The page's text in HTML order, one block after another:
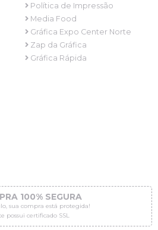
Política de Impressão
Media Food
Gráfica Expo Center Norte
Zap da Gráfica
Gráfica Rápida
100% SEGURA
sua compra está protegida!
possui certificado SSL